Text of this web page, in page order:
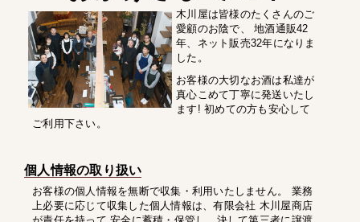
木川屋は皆様のたくさんのご
愛顧のお陰で、 地酒通販42
年、ネット販売32年になりま
した。
お客様の大切なお酒は私達が
真心こめて丁寧に発送いたし
ます! 初めての方も安心して
ご利用下さい。
個人情報の取り扱い
お客様の個人情報を無断で収集・利用いたしません。 業務
上必要に応じて収集した個人情報は、有限会社 木川屋商店